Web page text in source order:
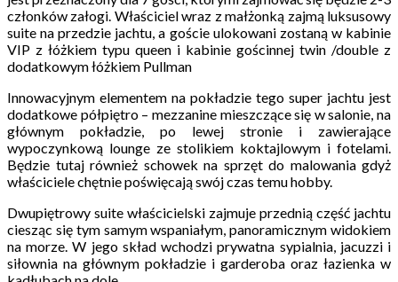
członków załogi. Właściciel wraz z małżonką zajmą luksusowy
suite na przedzie jachtu, a goście ulokowani zostaną w kabinie
VIP z łóżkiem typu queen i kabinie gościnnej twin /double z
dodatkowym łóżkiem Pullman
Innowacyjnym elementem na pokładzie tego super jachtu jest
dodatkowe półpiętro – mezzanine mieszczące się w salonie, na
głównym pokładzie, po lewej stronie i zawierające
wypoczynkową lounge ze stolikiem koktajlowym i fotelami.
Będzie tutaj również schowek na sprzęt do malowania gdyż
właściciele chętnie poświęcają swój czas temu hobby.
Dwupiętrowy suite właścicielski zajmuje przednią część jachtu
ciesząc się tym samym wspaniałym, panoramicznym widokiem
na morze. W jego skład wchodzi prywatna sypialnia, jacuzzi i
siłownia na głównym pokładzie i garderoba oraz łazienka w